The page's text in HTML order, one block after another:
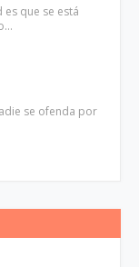
es que se está
se ofenda por